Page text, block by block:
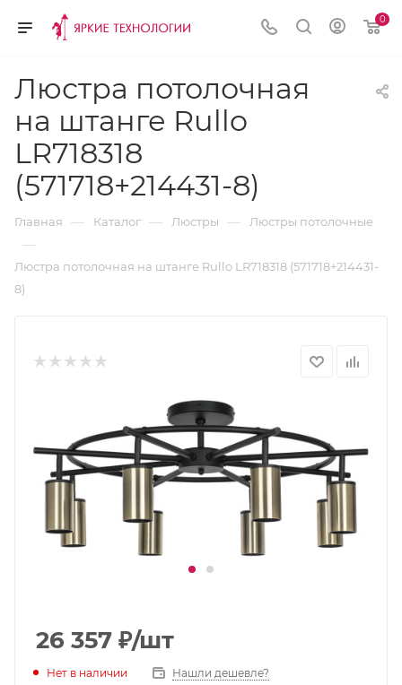
0
Люстра потолочная
на штанге Rullo
LR718318
(571718+214431-8)
Главная — Каталог — Люстры — Люстры потолочные
—
Люстра потолочная на штанге Rullo LR718318 (571718+214431-
8)
26 357 ₽/шт
Нет в наличии Нашли дешевле?